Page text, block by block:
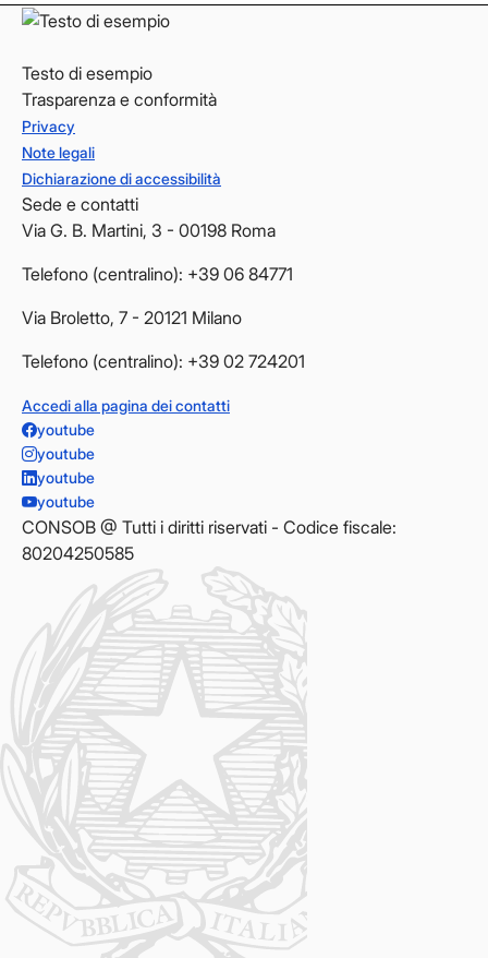
Testo di esempio
Trasparenza e conformità
Privacy
Note legali
Dichiarazione di accessibilità
Sede e contatti
Via G. B. Martini, 3 - 00198 Roma
Telefono (centralino): +39 06 84771
Via Broletto, 7 - 20121 Milano
Telefono (centralino): +39 02 724201
Accedi alla pagina dei contatti
youtube
youtube
youtube
youtube
CONSOB @ Tutti i diritti riservati - Codice fiscale:
80204250585